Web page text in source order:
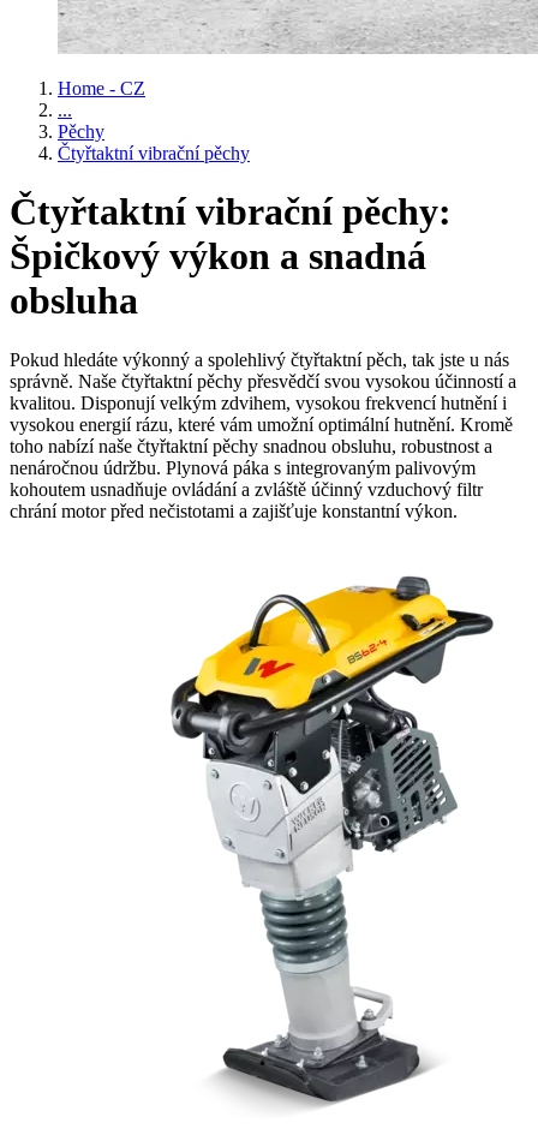
Home - CZ
...
Pěchy
Čtyřtaktní vibrační pěchy
Čtyřtaktní vibrační pěchy:
Špičkový výkon a snadná
obsluha
Pokud hledáte výkonný a spolehlivý čtyřtaktní pěch, tak jste u nás
správně. Naše čtyřtaktní pěchy přesvědčí svou vysokou účinností a
kvalitou. Disponují velkým zdvihem, vysokou frekvencí hutnění i
vysokou energií rázu, které vám umožní optimální hutnění. Kromě
toho nabízí naše čtyřtaktní pěchy snadnou obsluhu, robustnost a
nenáročnou údržbu. Plynová páka s integrovaným palivovým
kohoutem usnadňuje ovládání a zvláště účinný vzduchový filtr
chrání motor před nečistotami a zajišťuje konstantní výkon.